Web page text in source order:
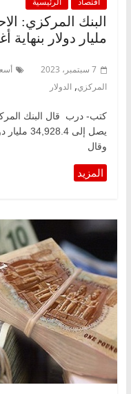
مليار دولار بنهاية
7 سبتمبر، 2023
المركزي, الدولار
كتب- درب قال البنك
وقال